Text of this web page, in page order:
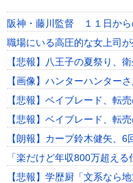
阪神・藤川監督 １１日から
職場にいる高圧的な女上司
【悲報】八王子の夏祭り、
【画像】ハンターハンター
【悲報】ベイブレード、転
【悲報】ベイブレード、転
【朗報】カープ鈴木健矢、6
「楽だけど年収800万超える
【悲報】学歴厨「文系なら